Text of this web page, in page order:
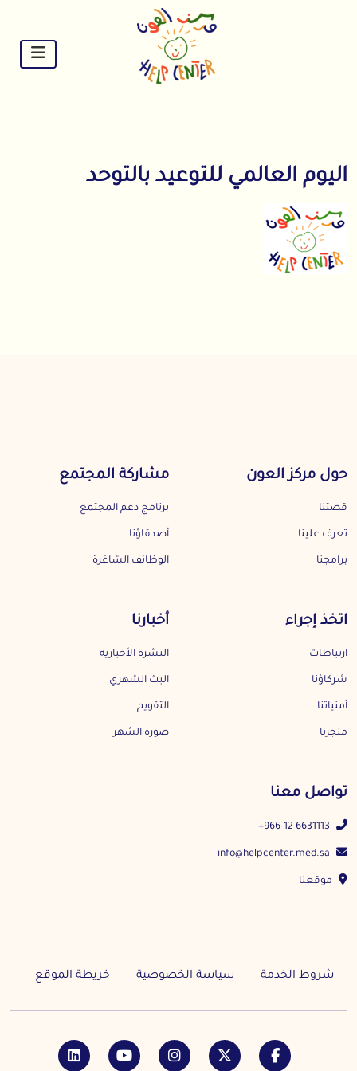
اليوم العالمي للتوعيد بالتوحد
حول مركز العون
قصتنا
تعرف علينا
برامجنا
مشاركة المجتمع
برنامج دعم المجتمع
أصدقاؤنا
الوظائف الشاغرة
اتخذ إجراء
ارتباطات
شركاؤنا
أمنياتنا
متجرنا
أخبارنا
النشرة الأخبارية
البث الشهري
التقويم
صورة الشهر
تواصل معنا
+966-12 6631113
موقعنا
شروط الخدمة سياسة الخصوصية خريطة الموقع